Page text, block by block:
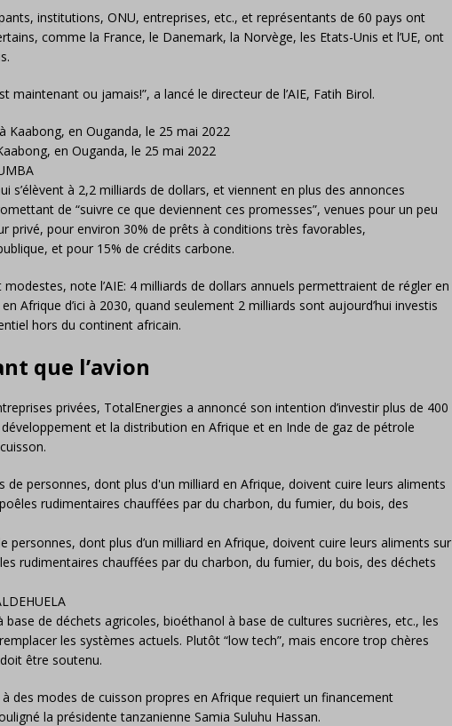
institutions, ONU, entreprises, etc., et représentants de 60 pays ont
comme la France, le Danemark, la Norvège, les Etats-Unis et l’UE, ont
maintenant ou jamais!”, a lancé le directeur de l’AIE, Fatih Birol.
en Ouganda, le 25 mai 2022
s’élèvent à 2,2 milliards de dollars, et viennent en plus des annonces
de “suivre ce que deviennent ces promesses”, venues pour un peu
privé, pour environ 30% de prêts à conditions très favorables,
et pour 15% de crédits carbone.
note l’AIE: 4 milliards de dollars annuels permettraient de régler en
Afrique d’ici à 2030, quand seulement 2 milliards sont aujourd’hui investis
hors du continent africain.
que l’avion
privées, TotalEnergies a annoncé son intention d’investir plus de 400
et la distribution en Afrique et en Inde de gaz de pétrole
personnes, dont plus d’un milliard en Afrique, doivent cuire leurs aliments sur
rudimentaires chauffées par du charbon, du fumier, du bois, des déchets
base de déchets agricoles, bioéthanol à base de cultures sucrières, etc., les
les systèmes actuels. Plutôt “low tech”, mais encore trop chères
être soutenu.
à des modes de cuisson propres en Afrique requiert un financement
la présidente tanzanienne Samia Suluhu Hassan.